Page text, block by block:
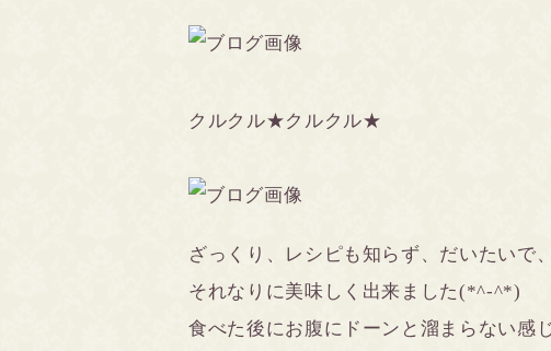
クルクル★クルクル★
ざっくり、レシピも知らず、だいたいで
それなりに美味しく出来ました(*^-^*)
食べた後にお腹にドーンと溜まらない感